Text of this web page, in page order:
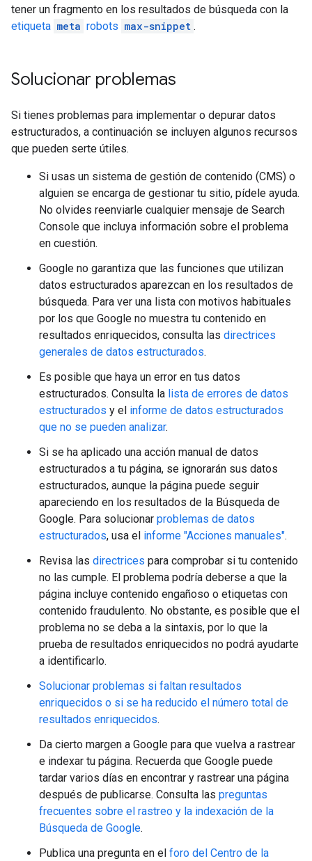
tener un fragmento en los resultados de búsqueda con la
etiqueta meta robots max-snippet .
Solucionar problemas
Si tienes problemas para implementar o depurar datos
estructurados, a continuación se incluyen algunos recursos
que pueden serte útiles.
Si usas un sistema de gestión de contenido (CMS) o
alguien se encarga de gestionar tu sitio, pídele ayuda.
No olvides reenviarle cualquier mensaje de Search
Console que incluya información sobre el problema
en cuestión.
Google no garantiza que las funciones que utilizan
datos estructurados aparezcan en los resultados de
búsqueda. Para ver una lista con motivos habituales
por los que Google no muestra tu contenido en
resultados enriquecidos, consulta las directrices
generales de datos estructurados.
Es posible que haya un error en tus datos
estructurados. Consulta la lista de errores de datos
estructurados y el informe de datos estructurados
que no se pueden analizar.
Si se ha aplicado una acción manual de datos
estructurados a tu página, se ignorarán sus datos
estructurados, aunque la página puede seguir
apareciendo en los resultados de la Búsqueda de
Google. Para solucionar problemas de datos
estructurados, usa el informe "Acciones manuales".
Revisa las directrices para comprobar si tu contenido
no las cumple. El problema podría deberse a que la
página incluye contenido engañoso o etiquetas con
contenido fraudulento. No obstante, es posible que el
problema no se deba a la sintaxis, por lo que la
prueba de resultados enriquecidos no podrá ayudarte
a identificarlo.
Solucionar problemas si faltan resultados
enriquecidos o si se ha reducido el número total de
resultados enriquecidos.
Da cierto margen a Google para que vuelva a rastrear
e indexar tu página. Recuerda que Google puede
tardar varios días en encontrar y rastrear una página
después de publicarse. Consulta las preguntas
frecuentes sobre el rastreo y la indexación de la
Búsqueda de Google.
Publica una pregunta en el foro del Centro de la